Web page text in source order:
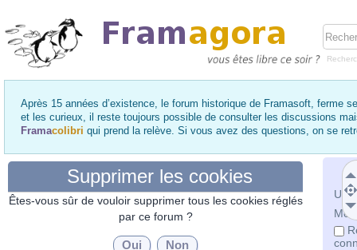
Après 15 années d’existence, le forum historique de Framasoft, ferme
et les curieux, il reste toujours possible de consulter les discussions
Framacolibri qui prend la relève. Si vous avez des questions, on se
Mot
Supprimer les cookies
Êtes-vous sûr de vouloir supprimer tous les cookies réglés
par ce forum ?